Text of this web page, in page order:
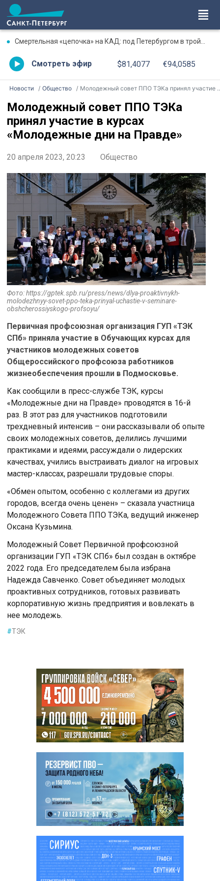
Смертельная «цепочка» на КАД: под Петербургом в тройном ДТП погиб водитель «Газели»
Смотреть эфир $81,4077 €94,0585
Новости Общество Молодежный совет ППО ТЭКа принял участие в курсах «Молодежные дни на Правде»
Молодежный совет ППО ТЭКа
принял участие в курсах
«Молодежные дни на Правде»
20 апреля 2023, 20:23 Общество
Фото: https://gptek.spb.ru/press/news/dlya-proaktivnykh-
molodezhnyy-sovet-ppo-teka-prinyal-uchastie-v-seminare-
obshcherossiyskogo-profsoyu/
Первичная профсоюзная организация ГУП «ТЭК
СПб» приняла участие в Обучающих курсах для
участников молодежных советов
Общероссийского профсоюза работников
жизнеобеспечения прошли в Подмосковье.
Как сообщили в пресс-службе ТЭК, курсы
«Молодежные дни на Правде» проводятся в 16-й
раз. В этот раз для участников подготовили
трехдневный интенсив – они рассказывали об опыте
своих молодежных советов, делились лучшими
практиками и идеями, рассуждали о лидерских
качествах, учились выстраивать диалог на игровых
мастер-классах, разрешали трудовые споры.
«Обмен опытом, особенно с коллегами из других
городов, всегда очень ценен» – сказала участница
Молодежного Совета ППО ТЭКа, ведущий инженер
Оксана Кузьмина.
Молодежный Совет Первичной профсоюзной
организации ГУП «ТЭК СПб» был создан в октябре
2022 года. Его председателем была избрана
Надежда Савченко. Совет объединяет молодых
проактивных сотрудников, готовых развивать
корпоративную жизнь предприятия и вовлекать в
нее молодежь.
#ТЭК